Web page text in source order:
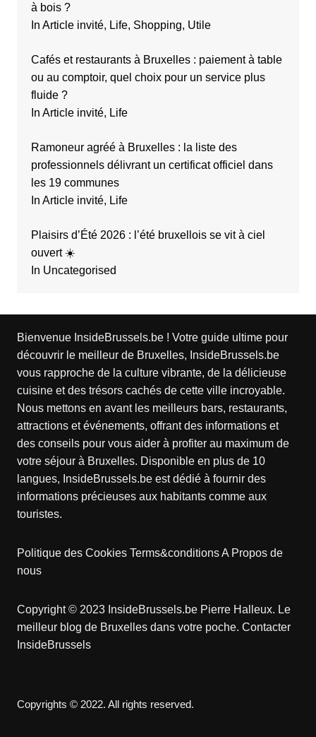
à bois ?
In Article invité, Life, Shopping, Utile
Cafés et restaurants à Bruxelles : paiement à table
ou au comptoir, quel choix pour un service plus
fluide ?
In Article invité, Life
Ramoneur agréé à Bruxelles : la liste des
professionnels délivrant un certificat officiel dans
les 19 communes
In Article invité, Life
Plaisirs d’Été 2026 : l’été bruxellois se vit à ciel
ouvert ☀️
In Uncategorised
Bienvenue InsideBrussels.be ! Votre guide ultime pour
découvrir le meilleur de Bruxelles, InsideBrussels.be
vous rapproche de la culture vibrante, de la délicieuse
cuisine et des trésors cachés de cette ville incroyable.
Nous mettons en avant les meilleurs bars, restaurants,
attractions et événements, offrant des informations et
des conseils pour vous aider à profiter au maximum de
votre séjour à Bruxelles. Disponible en plus de 10
langues, InsideBrussels.be est dédié à fournir des
informations précieuses aux habitants comme aux
touristes.
Politique des Cookies Terms&conditionsA Propos de
nous
Copyright © 2023 InsideBrussels.be Pierre Halleux. Le
meilleur blog de Bruxelles dans votre poche. Contacter
InsideBrussels
Copyrights © 2022. All rights reserved.